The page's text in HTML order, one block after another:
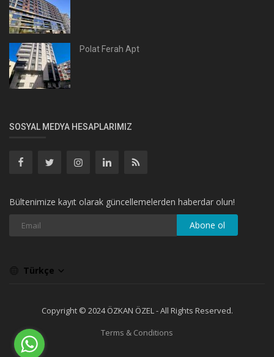
Polat Ferah Apt
SOSYAL MEDYA HESAPLARIMIZ
Bültenimize kayıt olarak güncellemelerden haberdar olun!
Abone ol
Türkçe
Copyright © 2024 ÖZKAN ÖZEL - All Rights Reserved.
Terms & Conditions